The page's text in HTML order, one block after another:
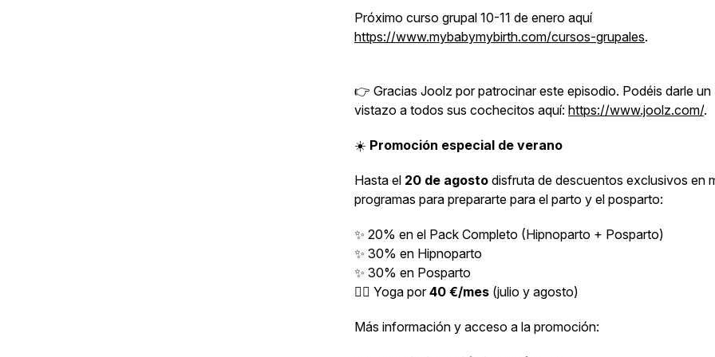
Próximo curso grupal 10-11 de enero aquí
https://www.mybabymybirth.com/cursos-grupales.
👉 Gracias Joolz por patrocinar este episodio. Podéis darle un
vistazo a todos sus cochecitos aquí: https://www.joolz.com/.
☀️ Promoción especial de verano
Hasta el 20 de agosto disfruta de descuentos exclusivos en
programas para prepararte para el parto y el posparto:
✨ 20% en el Pack Completo (Hipnoparto + Posparto)
✨ 30% en Hipnoparto
✨ 30% en Posparto
🧘‍♀️ Yoga por40 €/mes (julio y agosto)
Más información y acceso a la promoción: